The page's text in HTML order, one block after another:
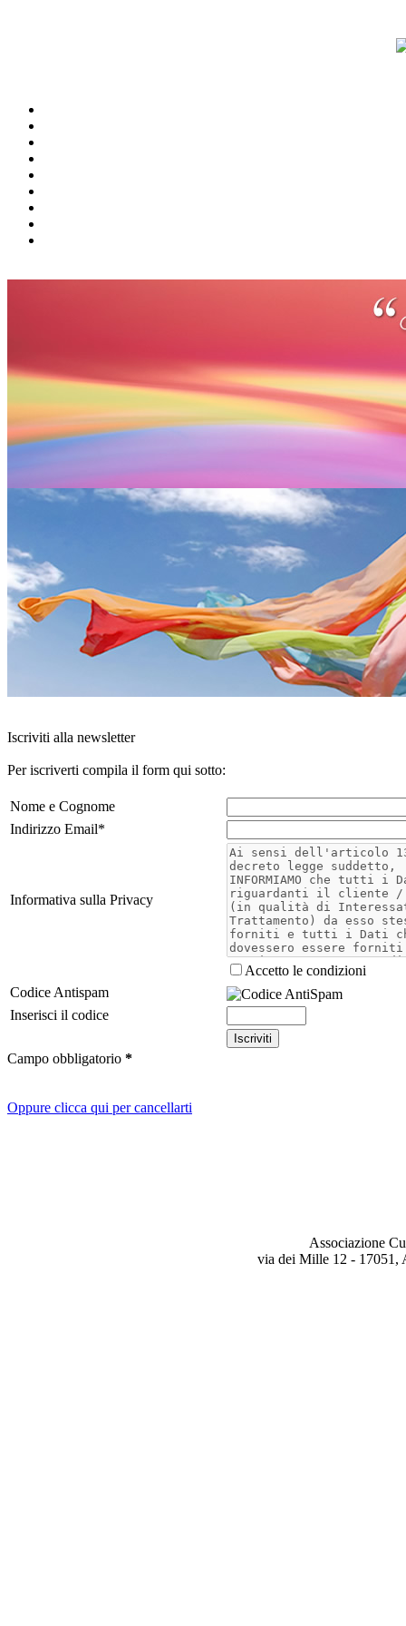
Iscriviti alla newsletter
Per iscriverti compila il form qui sotto:
Nome e Cognome
Indirizzo Email*
Informativa sulla Privacy
Accetto le condizioni
Codice Antispam
Inserisci il codice
Campo obbligatorio *
Oppure clicca qui per cancellarti
Associazione
via dei Mille 12 - 17051,